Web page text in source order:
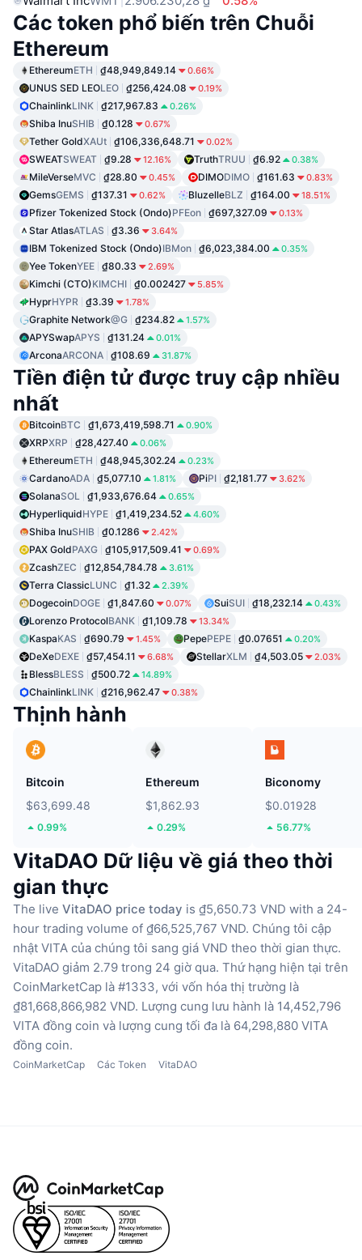
Các token phổ biến trên Chuỗi
Ethereum
EthereumETH ₫48,949,849.14 0.66%
UNUS SED LEOLEO ₫256,424.08 0.19%
ChainlinkLINK ₫217,967.83 0.26%
Shiba InuSHIB ₫0.128 0.67%
Tether GoldXAUt ₫106,336,648.71 0.02%
SWEATSWEAT ₫9.28 12.16% TruthTRUU ₫6.92 0.38%
MileVerseMVC ₫28.80 0.45% DIMODIMO ₫161.63 0.83%
GemsGEMS ₫137.31 0.62% BluzelleBLZ ₫164.00 18.51%
Pfizer Tokenized Stock (Ondo)PFEon ₫697,327.09 0.13%
Star AtlasATLAS ₫3.36 3.64%
IBM Tokenized Stock (Ondo)IBMon ₫6,023,384.00 0.35%
Yee TokenYEE ₫80.33 2.69%
Kimchi (CTO)KIMCHI ₫0.002427 5.85%
HyprHYPR ₫3.39 1.78%
Graphite Network@G ₫234.82 1.57%
APYSwapAPYS ₫131.24 0.01%
ArconaARCONA ₫108.69 31.87%
Tiền điện tử được truy cập nhiều
nhất
BitcoinBTC ₫1,673,419,598.71 0.90%
XRPXRP ₫28,427.40 0.06%
EthereumETH ₫48,945,302.24 0.23%
CardanoADA ₫5,077.10 1.81% PiPI ₫2,181.77 3.62%
SolanaSOL ₫1,933,676.64 0.65%
HyperliquidHYPE ₫1,419,234.52 4.60%
Shiba InuSHIB ₫0.1286 2.42%
PAX GoldPAXG ₫105,917,509.41 0.69%
ZcashZEC ₫12,854,784.78 3.61%
Terra ClassicLUNC ₫1.32 2.39%
DogecoinDOGE ₫1,847.60 0.07% SuiSUI ₫18,232.14 0.43%
Lorenzo ProtocolBANK ₫1,109.78 13.34%
KaspaKAS ₫690.79 1.45% PepePEPE ₫0.07651 0.20%
DeXeDEXE ₫57,454.11 6.68% StellarXLM ₫4,503.05 2.03%
BlessBLESS ₫500.72 14.89%
ChainlinkLINK ₫216,962.47 0.38%
Thịnh hành
Bitcoin
$63,699.48
0.99%
Ethereum
$1,862.93
0.29%
Biconomy
$0.01928
56.77%
VitaDAO Dữ liệu về giá theo thời
gian thực
The live VitaDAO price today is ₫5,650.73 VND with a 24-
hour trading volume of ₫66,525,767 VND. Chúng tôi cập
nhật VITA của chúng tôi sang giá VND theo thời gian thực.
VitaDAO giảm 2.79 trong 24 giờ qua. Thứ hạng hiện tại trên
CoinMarketCap là #1333, với vốn hóa thị trường là
₫81,668,866,982 VND. Lượng cung lưu hành là 14,452,796
VITA đồng coin và lượng cung tối đa là 64,298,880 VITA
đồng coin.
CoinMarketCap Các Token VitaDAO